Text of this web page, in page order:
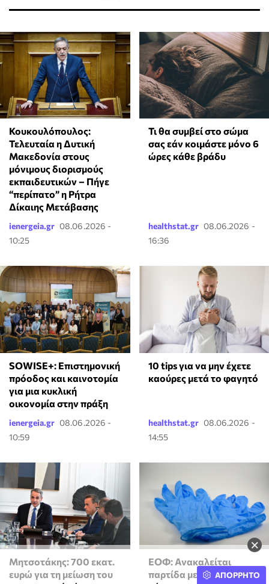
×
Κουκουλόπουλος:
Τελευταία η Δυτική
Μακεδονία στους
μόνιμους διορισμούς
εκπαιδευτικών – Πήγε
“περίπατο” η Ρήτρα
Δίκαιης Μετάβασης
ienergeia.gr 08.06.2026 -
10:25
Τι θα συμβεί στο σώμα
σας εάν κοιμάστε μόνο 6
ώρες κάθε βράδυ
healthstat.gr 08.06.2026 -
16:36
SOWISE+: Επιστημονική
πρόοδος και καινοτομία
για μια κυκλική
οικονομία στην πράξη
ienergeia.gr 08.06.2026 -
10:59
10 tips για να μην έχετε
καούρες μετά το φαγητό
healthstat.gr 08.06.2026 -
14:55
Μητσοτάκης: 700 εκατ.
ευρώ για τη μείωση του
ΕΟΦ: Ανακαλείται
παρτίδα με χειρουργικά
ΑΠΟΡΡΗΤΟ